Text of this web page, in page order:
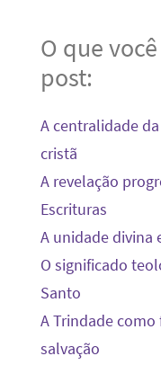
O que
post:
A centralidade
cristã
A revelação
Escrituras
A unidade divina
O significado
Santo
A Trindade
salvação